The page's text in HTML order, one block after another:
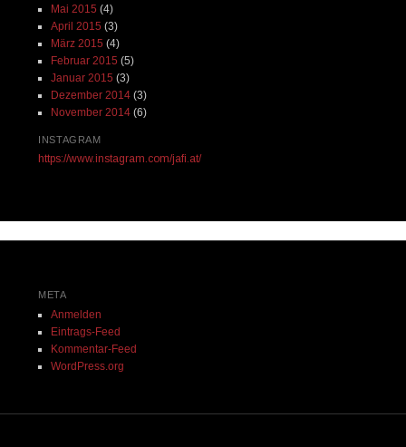
Mai 2015 (4)
April 2015 (3)
März 2015 (4)
Februar 2015 (5)
Januar 2015 (3)
Dezember 2014(3)
November 2014(6)
INSTAGRAM
https://www.instagram.com/jafi.at/
META
Anmelden
Eintrags-Feed
Kommentar-Feed
WordPress.org